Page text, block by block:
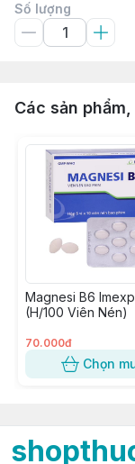
Số lượng
Các sản
Magnesi B6
(H/100 Viên Nén)
70.000đ
Chọn